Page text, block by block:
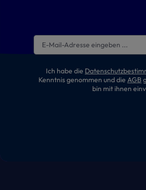
Ich habe die
Kenntnis genommen und die AGB
bin mit ihnen